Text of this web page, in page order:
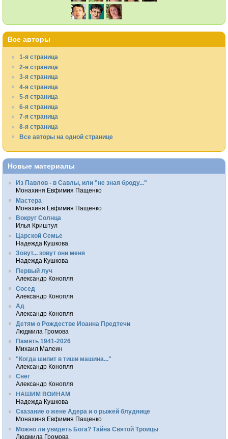
Все авторы
1-я страница
2-я страница
3-я страница
4-я страница
5-я страница
6-я страница
7-я страница
8-я страница
Все авторы на одной странице
Новые материалы
Из Павлов - в Савлы, или "не зная броду..."
Монахиня Евфимия Пащенко
Мастера
Монахиня Евфимия Пащенко
Вокруг Солнца
Илья Криштул
Царской Семье
Надежда Кушкова
Зовут... зовут они меня
Надежда Кушкова
Первый луч
Александр Конопля
Сосед
Александр Конопля
Ад
Александр Конопля
Детям о Рождестве Иоанна Предтечи
Людмила Громова
Память 1941-2026
Михаил Малеин
"Когда шипит в тиши машина..."
Александр Конопля
Снег
Александр Конопля
НАШИМ ВОИНАМ
Надежда Кушкова
Сказание о жене Адера и о рыжей блуднице
Монахиня Евфимия Пащенко
Можно ли увидеть Бога? Тайна Святой Троицы
Людмила Громова